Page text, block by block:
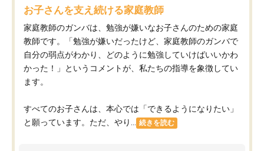
お子さんを支え続ける家庭教師
家庭教師のガンバは、勉強が嫌いなお子さんのための家庭
教師です。「勉強が嫌いだったけど、家庭教師のガンバで
自分の弱点がわかり、どのように勉強していけばいいかわ
かった！」というコメントが、私たちの指導を象徴してい
ます。
すべてのお子さんは、本心では「できるようになりたい」
と願っています。ただ、やり...
続きを読む